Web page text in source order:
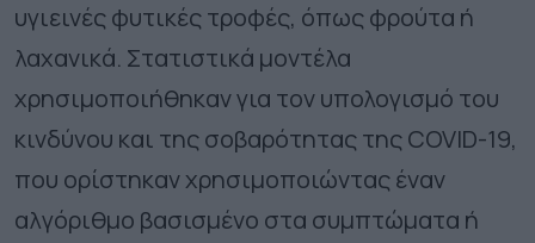
υγιεινές φυτικές τροφές, όπως φρούτα ή
λαχανικά. Στατιστικά μοντέλα
χρησιμοποιήθηκαν για τον υπολογισμό του
κινδύνου και της σοβαρότητας της COVID-19,
που ορίστηκαν χρησιμοποιώντας έναν
αλγόριθμο βασισμένο στα συμπτώματα ή